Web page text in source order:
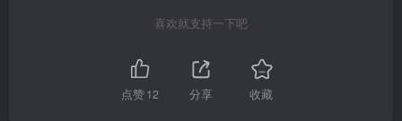
喜欢就支持一下吧
点赞12 分享 收藏